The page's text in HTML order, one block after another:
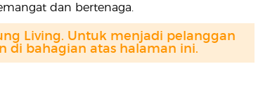
dan bertenaga.
Living. Untuk menjadi pelanggan
di bahagian atas halaman ini.